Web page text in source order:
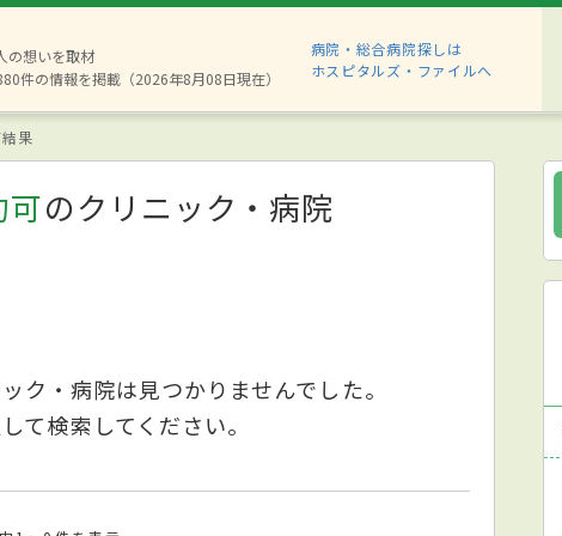
の想いを取材
件の情報を掲載（2026年8月08日現在）
病院・総合病院探しは
ホスピタルズ・ファイルへ
果
可のクリニック・病院
ク・病院は見つかりませんでした。
て検索してください。